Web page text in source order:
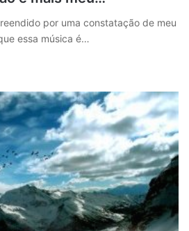
por uma constatação de meu
essa música é…